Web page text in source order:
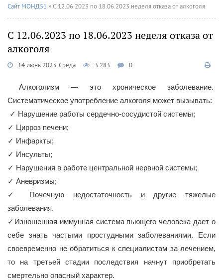
Сайт МОНД51 » С 12.06.2023 по 18.06.2023 неделя отказа от алкоголя
С 12.06.2023 по 18.06.2023 неделя отказа от
алкоголя
14 июнь 2023, Среда 3 283 0
Алкоголизм — это хроническое заболевание.
Систематическое употребление алкоголя может вызывать:
✓ Нарушение работы сердечно-сосудистой системы;
✓ Цирроз печени;
✓ Инфаркты;
✓ Инсульты;
✓ Нарушения в работе центральной нервной системы;
✓ Аневризмы;
✓ Почечную недостаточность и другие тяжелые
заболевания.
✓Изношенная иммунная система пьющего человека дает о
себе знать частыми простудными заболеваниями. Если
своевременно не обратиться к специалистам за лечением,
то на третьей стадии последствия начнут приобретать
смертельно опасный характер.